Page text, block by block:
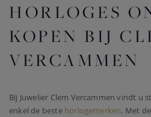
HORLOGES
KOPEN BIJ
VERCAMMEN
Bij Juwelier Clem Vercammen vindt u
enkel de beste horlogemerken. Met